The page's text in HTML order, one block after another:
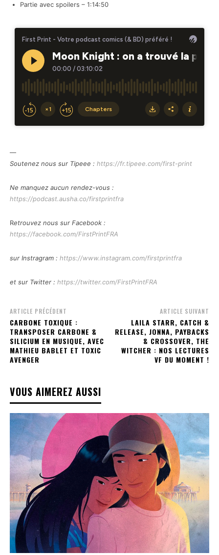
Partie avec spoilers – 1:14:50
—
Soutenez nous sur Tipeee : https://fr.tipeee.com/first-print
Ne manquez aucun rendez-vous :
https://podcast.ausha.co/firstprintfra
Retrouvez nous sur Facebook :
https://facebook.com/FirstPrintFRA
sur Instragram : https://www.instagram.com/firstprintfra
et sur Twitter : https://twitter.com/FirstPrintFRA
ARTICLE PRÉCÉDENT
CARBONE TOXIQUE :
TRANSPOSER CARBONE &
SILICIUM EN MUSIQUE, AVEC
MATHIEU BABLET ET TOXIC
AVENGER
ARTICLE SUIVANT
LAILA STARR, CATCH &
RELEASE, JONNA, PAYBACKS
& CROSSOVER, THE
WITCHER : NOS LECTURES
VF DU MOMENT !
VOUS AIMEREZ AUSSI